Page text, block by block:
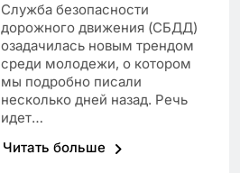
Служба безопасности
дорожного движения (СБДД)
озадачилась новым трендом
среди молодежи, о котором
мы подробно писали
несколько дней назад. Речь
идет…
Читать больше